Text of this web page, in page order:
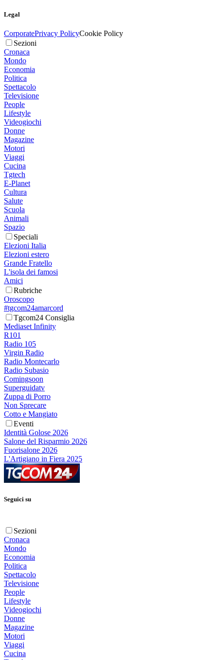
Legal
CorporatePrivacy PolicyCookie Policy
Sezioni
Cronaca
Mondo
Economia
Politica
Spettacolo
Televisione
People
Lifestyle
Videogiochi
Donne
Magazine
Motori
Viaggi
Cucina
Tgtech
E-Planet
Cultura
Salute
Scuola
Animali
Spazio
Speciali
Elezioni Italia
Elezioni estero
Grande Fratello
L'isola dei famosi
Amici
Rubriche
Oroscopo
#tgcom24amarcord
Tgcom24 Consiglia
Mediaset Infinity
R101
Radio 105
Virgin Radio
Radio Montecarlo
Radio Subasio
Comingsoon
Superguidatv
Zuppa di Porro
Non Sprecare
Cotto e Mangiato
Eventi
Identità Golose 2026
Salone del Risparmio 2026
Fuorisalone 2026
L'Artigiano in Fiera 2025
Seguici su
Sezioni
Cronaca
Mondo
Economia
Politica
Spettacolo
Televisione
People
Lifestyle
Videogiochi
Donne
Magazine
Motori
Viaggi
Cucina